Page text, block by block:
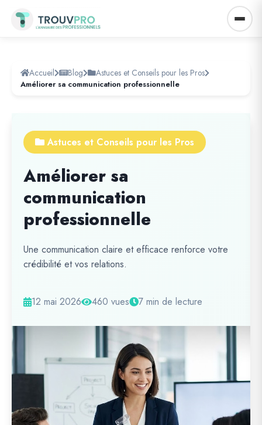
Accueil Blog Astuces et Conseils pour les Pros
Améliorer sa communication professionnelle
Astuces et Conseils pour les Pros
Améliorer sa
communication
professionnelle
Une communication claire et efficace renforce votre
crédibilité et vos relations.
12 mai 2026 460 vues 7 min de lecture